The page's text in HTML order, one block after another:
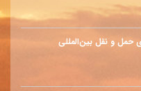
حمل و نقل بین‌المللی